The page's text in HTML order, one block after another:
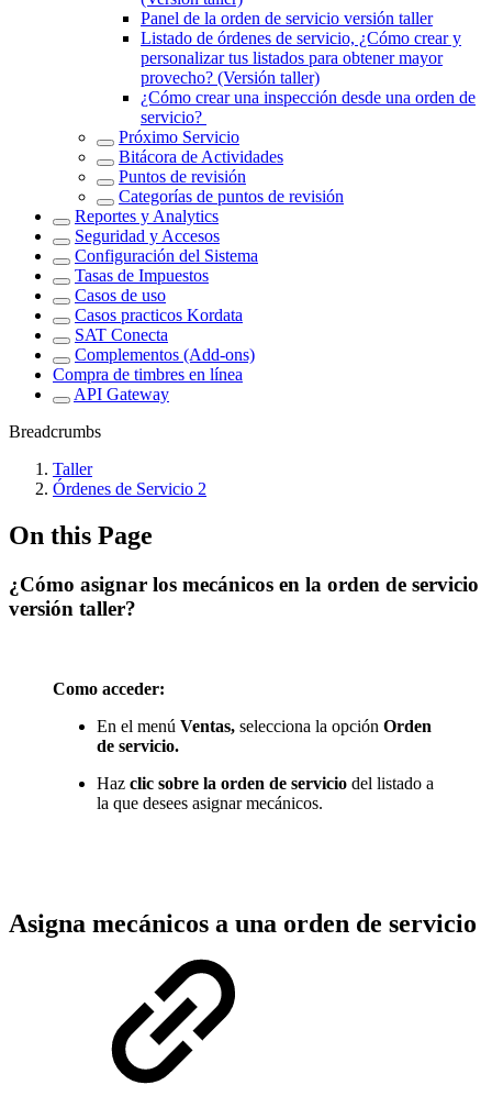
Panel de la orden de servicio versión taller
Listado de órdenes de servicio, ¿Cómo crear y
personalizar tus listados para obtener mayor
provecho? (Versión taller)
¿Cómo crear una inspección desde una orden de
servicio?
Próximo Servicio
Bitácora de Actividades
Puntos de revisión
Categorías de puntos de revisión
Reportes y Analytics
Seguridad y Accesos
Configuración del Sistema
Tasas de Impuestos
Casos de uso
Casos practicos Kordata
SAT Conecta
Complementos (Add-ons)
Compra de timbres en línea
API Gateway
Breadcrumbs
Taller
Órdenes de Servicio 2
On this Page
¿Cómo asignar los mecánicos en la orden de servicio
versión taller?
Como acceder:
En el menú Ventas, selecciona la opción Orden
de servicio.
Haz clic sobre la orden de servicio del listado a
la que desees asignar mecánicos.
Asigna mecánicos a una orden de servicio